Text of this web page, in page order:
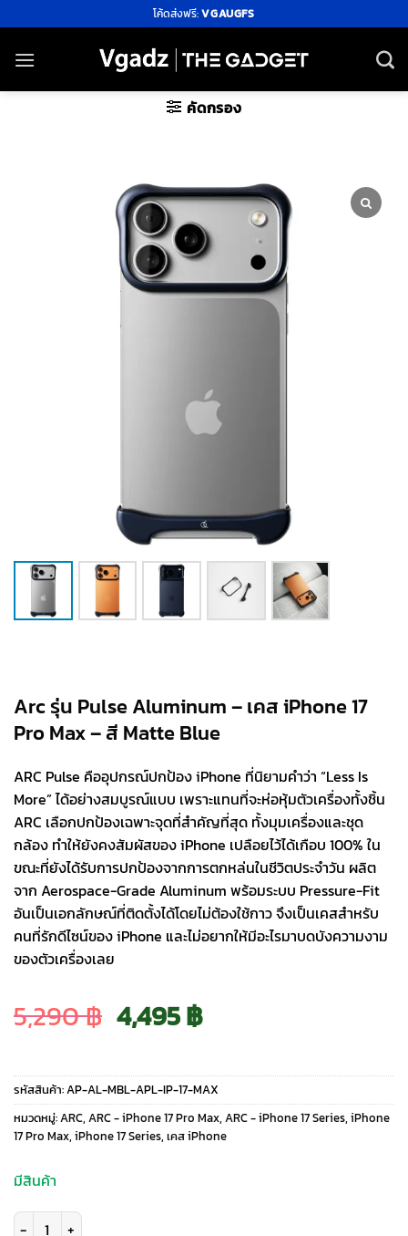
ไป
ยัง
โค้ดส่งฟรี:VGAUGFS
คัดกรอง
Arc รุ่น Pulse Aluminum – เคส iPhone 17
Pro Max – สี Matte Blue
ARC Pulse คืออุปกรณ์ปกป้อง iPhone ที่นิยามคำว่า “Less Is
More” ได้อย่างสมบูรณ์แบบ เพราะแทนที่จะห่อหุ้มตัวเครื่องทั้งชิ้น
ARC เลือกปกป้องเฉพาะจุดที่สำคัญที่สุด ทั้งมุมเครื่องและชุด
กล้อง ทำให้ยังคงสัมผัสของ iPhone เปลือยไว้ได้เกือบ 100% ใน
ขณะที่ยังได้รับการปกป้องจากการตกหล่นในชีวิตประจำวัน ผลิต
จาก Aerospace-Grade Aluminum พร้อมระบบ Pressure-Fit
อันเป็นเอกลักษณ์ที่ติดตั้งได้โดยไม่ต้องใช้กาว จึงเป็นเคสสำหรับ
คนที่รักดีไซน์ของ iPhone และไม่อยากให้มีอะไรมาบดบังความงาม
ของตัวเครื่องเลย
5,290฿ Original
price
was:
4,495฿Current
price
is:
รหัสสินค้า:AP-AL-MBL-APL-IP-17-MAX
หมวดหมู่:ARC, ARC - iPhone 17 Pro Max, ARC - iPhone 17 Series, iPhone
17 Pro Max, iPhone 17 Series, เคส iPhone
มีสินค้า
จำนวน Arc รุ่น Pulse Aluminum - เคส iPhone 17 Pro Max - สี Matte